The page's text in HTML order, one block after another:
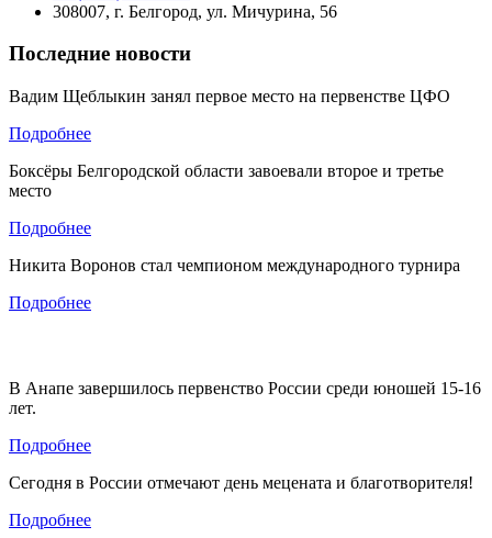
308007, г. Белгород, ул. Мичурина, 56
Последние новости
Вадим Щеблыкин занял первое место на первенстве ЦФО
Подробнее
Боксёры Белгородской области завоевали второе и третье
место
Подробнее
Никита Воронов стал чемпионом международного турнира
Подробнее
В Анапе завершилось первенство России среди юношей 15-16
лет.
Подробнее
Сегодня в России отмечают день мецената и благотворителя!
Подробнее